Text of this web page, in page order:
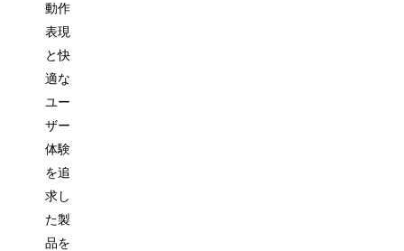
動作
表現
と快
適な
ユー
ザー
体験
を追
求し
た製
品を